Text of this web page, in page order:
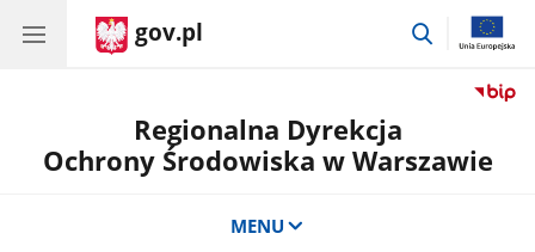
gov.pl
przejdź
Regionalna Dyrekcja
Ochrony Środowiska w Warszawie
MENU